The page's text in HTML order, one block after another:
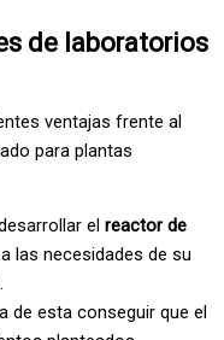
de laboratorios
ventajas frente al
para plantas
el reactor de
las necesidades de su
de esta conseguir que el